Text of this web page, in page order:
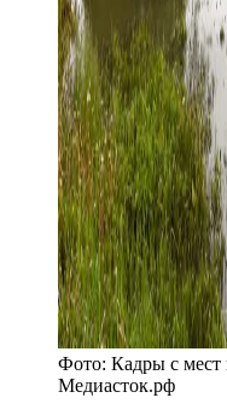
Фото: Кадры с мест
Медиасток.рф